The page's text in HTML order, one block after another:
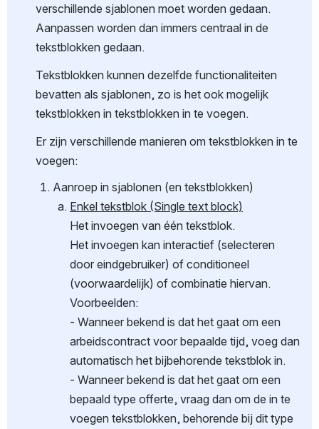
verschillende sjablonen moet worden gedaan.
Aanpassen worden dan immers centraal in de
tekstblokken gedaan.
Tekstblokken kunnen dezelfde functionaliteiten
bevatten als sjablonen, zo is het ook mogelijk
tekstblokken in tekstblokken in te voegen.
Er zijn verschillende manieren om tekstblokken in te
voegen:
Aanroep in sjablonen (en tekstblokken)
Enkel tekstblok (Single text block)
Het invoegen van één tekstblok.
Het invoegen kan interactief (selecteren
door eindgebruiker) of conditioneel
(voorwaardelijk) of combinatie hiervan.
Voorbeelden:
- Wanneer bekend is dat het gaat om een
arbeidscontract voor bepaalde tijd, voeg dan
automatisch het bijbehorende tekstblok in.
- Wanneer bekend is dat het gaat om een
bepaald type offerte, vraag dan om de in te
voegen tekstblokken, behorende bij dit type